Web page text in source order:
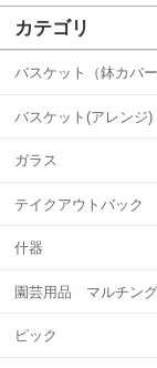
カテゴリ
バスケット（鉢カバー
バスケット(アレンジ)
ガラス
テイクアウトバック
什器
園芸用品 マルチン
ピック